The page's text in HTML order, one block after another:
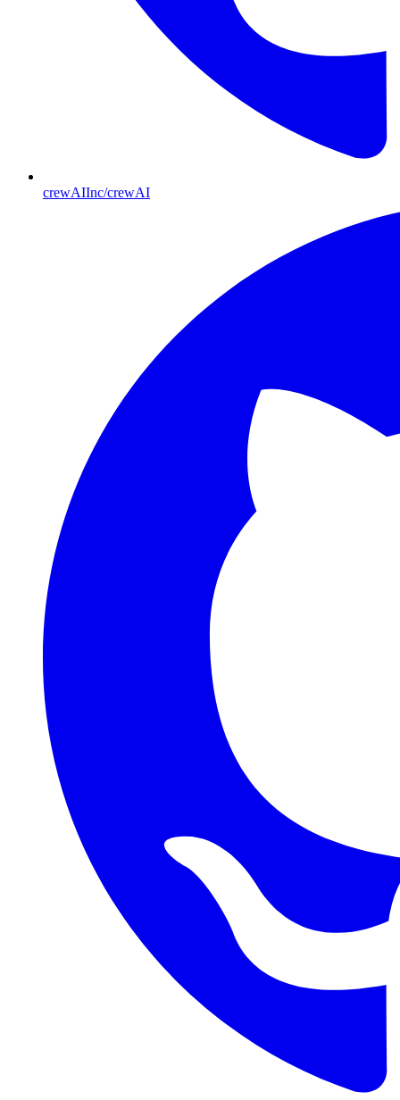
crewAIInc/crewAI